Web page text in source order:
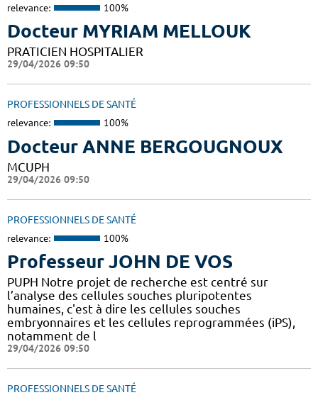
relevance: 100%
Docteur MYRIAM MELLOUK
PRATICIEN HOSPITALIER
29/04/2026 09:50
PROFESSIONNELS DE SANTÉ
relevance: 100%
Docteur ANNE BERGOUGNOUX
MCUPH
29/04/2026 09:50
PROFESSIONNELS DE SANTÉ
relevance: 100%
Professeur JOHN DE VOS
PUPH Notre projet de recherche est centré sur
l’analyse des cellules souches pluripotentes
humaines, c'est à dire les cellules souches
embryonnaires et les cellules reprogrammées (iPS),
notamment de l
29/04/2026 09:50
PROFESSIONNELS DE SANTÉ